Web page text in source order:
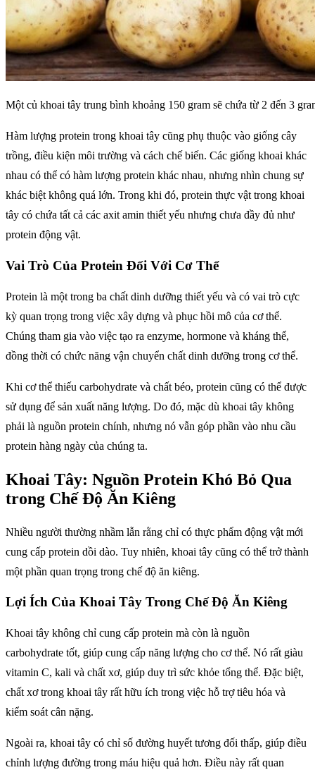
Một củ khoai tây trung bình khoảng 150 gram sẽ chứa từ 2 đến 3
Hàm lượng protein trong khoai tây cũng phụ thuộc vào giống cây
trồng, điều kiện môi trường và cách chế biến. Các giống khoai khác
nhau có thể có hàm lượng protein khác nhau, nhưng nhìn chung sự
khác biệt không quá lớn. Trong khi đó, protein thực vật trong khoai
tây có chứa tất cả các axit amin thiết yếu nhưng chưa đầy đủ như
protein động vật.
Vai Trò Của Protein Đối Với Cơ Thể
Protein là một trong ba chất dinh dưỡng thiết yếu và có vai trò cực
kỳ quan trọng trong việc xây dựng và phục hồi mô của cơ thể.
Chúng tham gia vào việc tạo ra enzyme, hormone và kháng thể,
đồng thời có chức năng vận chuyển chất dinh dưỡng trong cơ thể.
Khi cơ thể thiếu carbohydrate và chất béo, protein cũng có thể được
sử dụng để sản xuất năng lượng. Do đó, mặc dù khoai tây không
phải là nguồn protein chính, nhưng nó vẫn góp phần vào nhu cầu
protein hàng ngày của chúng ta.
Khoai Tây: Nguồn Protein Khó Bỏ Qua
trong Chế Độ Ăn Kiêng
Nhiều người thường nhầm lẫn rằng chỉ có thực phẩm động vật mới
cung cấp protein dồi dào. Tuy nhiên, khoai tây cũng có thể trở thành
một phần quan trọng trong chế độ ăn kiêng.
Lợi Ích Của Khoai Tây Trong Chế Độ Ăn Kiêng
Khoai tây không chỉ cung cấp protein mà còn là nguồn
carbohydrate tốt, giúp cung cấp năng lượng cho cơ thể. Nó rất giàu
vitamin C, kali và chất xơ, giúp duy trì sức khỏe tổng thể. Đặc biệt,
chất xơ trong khoai tây rất hữu ích trong việc hỗ trợ tiêu hóa và
kiểm soát cân nặng.
Ngoài ra, khoai tây có chỉ số đường huyết tương đối thấp, giúp điều
chỉnh lượng đường trong máu hiệu quả hơn. Điều này rất quan